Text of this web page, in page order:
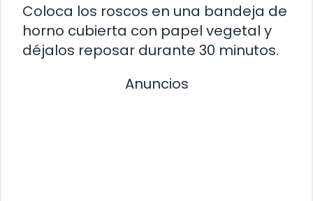
Coloca los roscos en una bandeja de
horno cubierta con papel vegetal y
déjalos reposar durante 30 minutos.
Anuncios